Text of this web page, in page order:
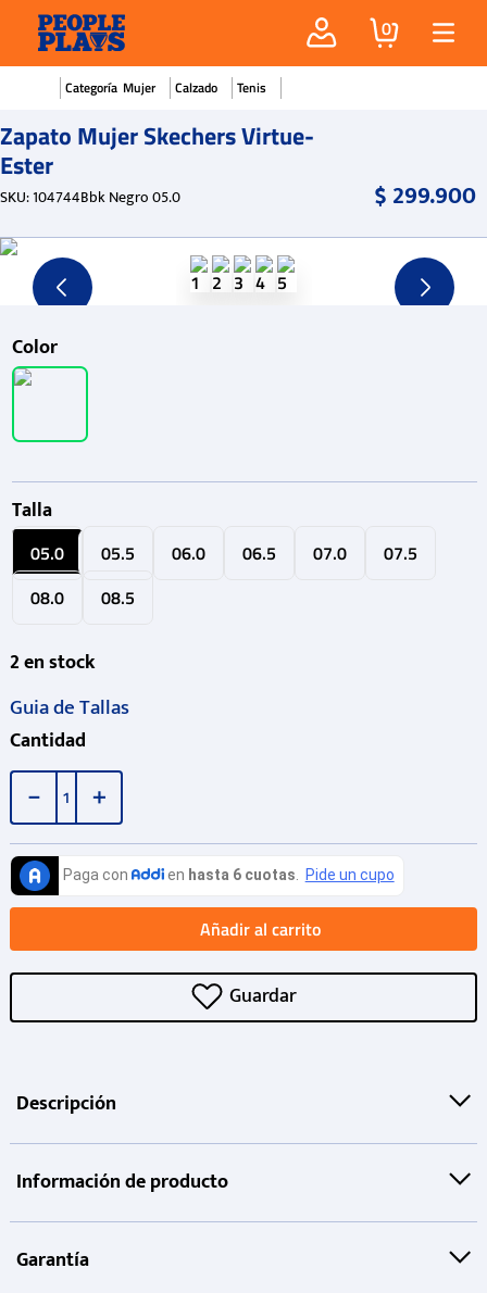
0
Mujer Calzado Tenis
Zapato Mujer Skechers Virtue-
Ester
SKU:104744Bbk Negro 05.0 $299.900
Color
Talla
05.0 05.5 06.0 06.5 07.0
07.5
08.0
08.5
2en stock
Guia de Tallas
Cantidad
＋
－
Añadir al carrito
Descripción
Información de producto
Garantía